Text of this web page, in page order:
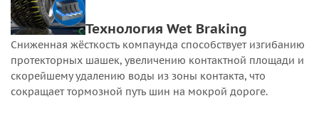
Технология Wet Braking
Сниженная жёсткость компаунда способствует изгибанию
протекторных шашек, увеличению контактной площади и
скорейшему удалению воды из зоны контакта, что
сокращает тормозной путь шин на мокрой дороге.